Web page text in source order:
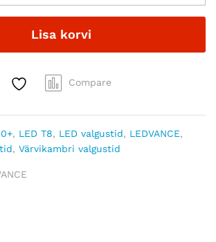
Lisa korvi
Compare
, LED T8, LED valgustid, LEDVANCE,
, Värvikambri valgustid